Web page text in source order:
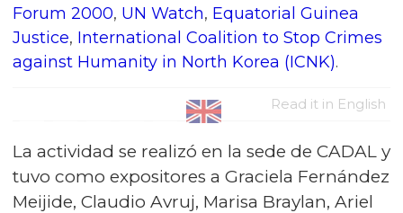
Forum 2000, UN Watch, Equatorial Guinea
Justice, International Coalition to Stop Crimes
against Humanity in North Korea (ICNK).
Read it in English
La actividad se realizó en la sede de CADAL y
tuvo como expositores a Graciela Fernández
Meijide, Claudio Avruj, Marisa Braylan, Ariel